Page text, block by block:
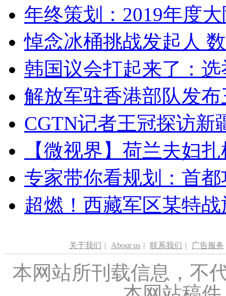
年终策划：2019年度
悼念冰桶挑战发起人
韩国议会打起来了：
解放军驻香港部队发
CGTN记者王冠探访新
【微视界】荷兰夫妇
专家带你看规划：首
超燃！西藏军区某特
关于我们 | About us | 联系我们 | 广告服务
本网站所刊载信息，不